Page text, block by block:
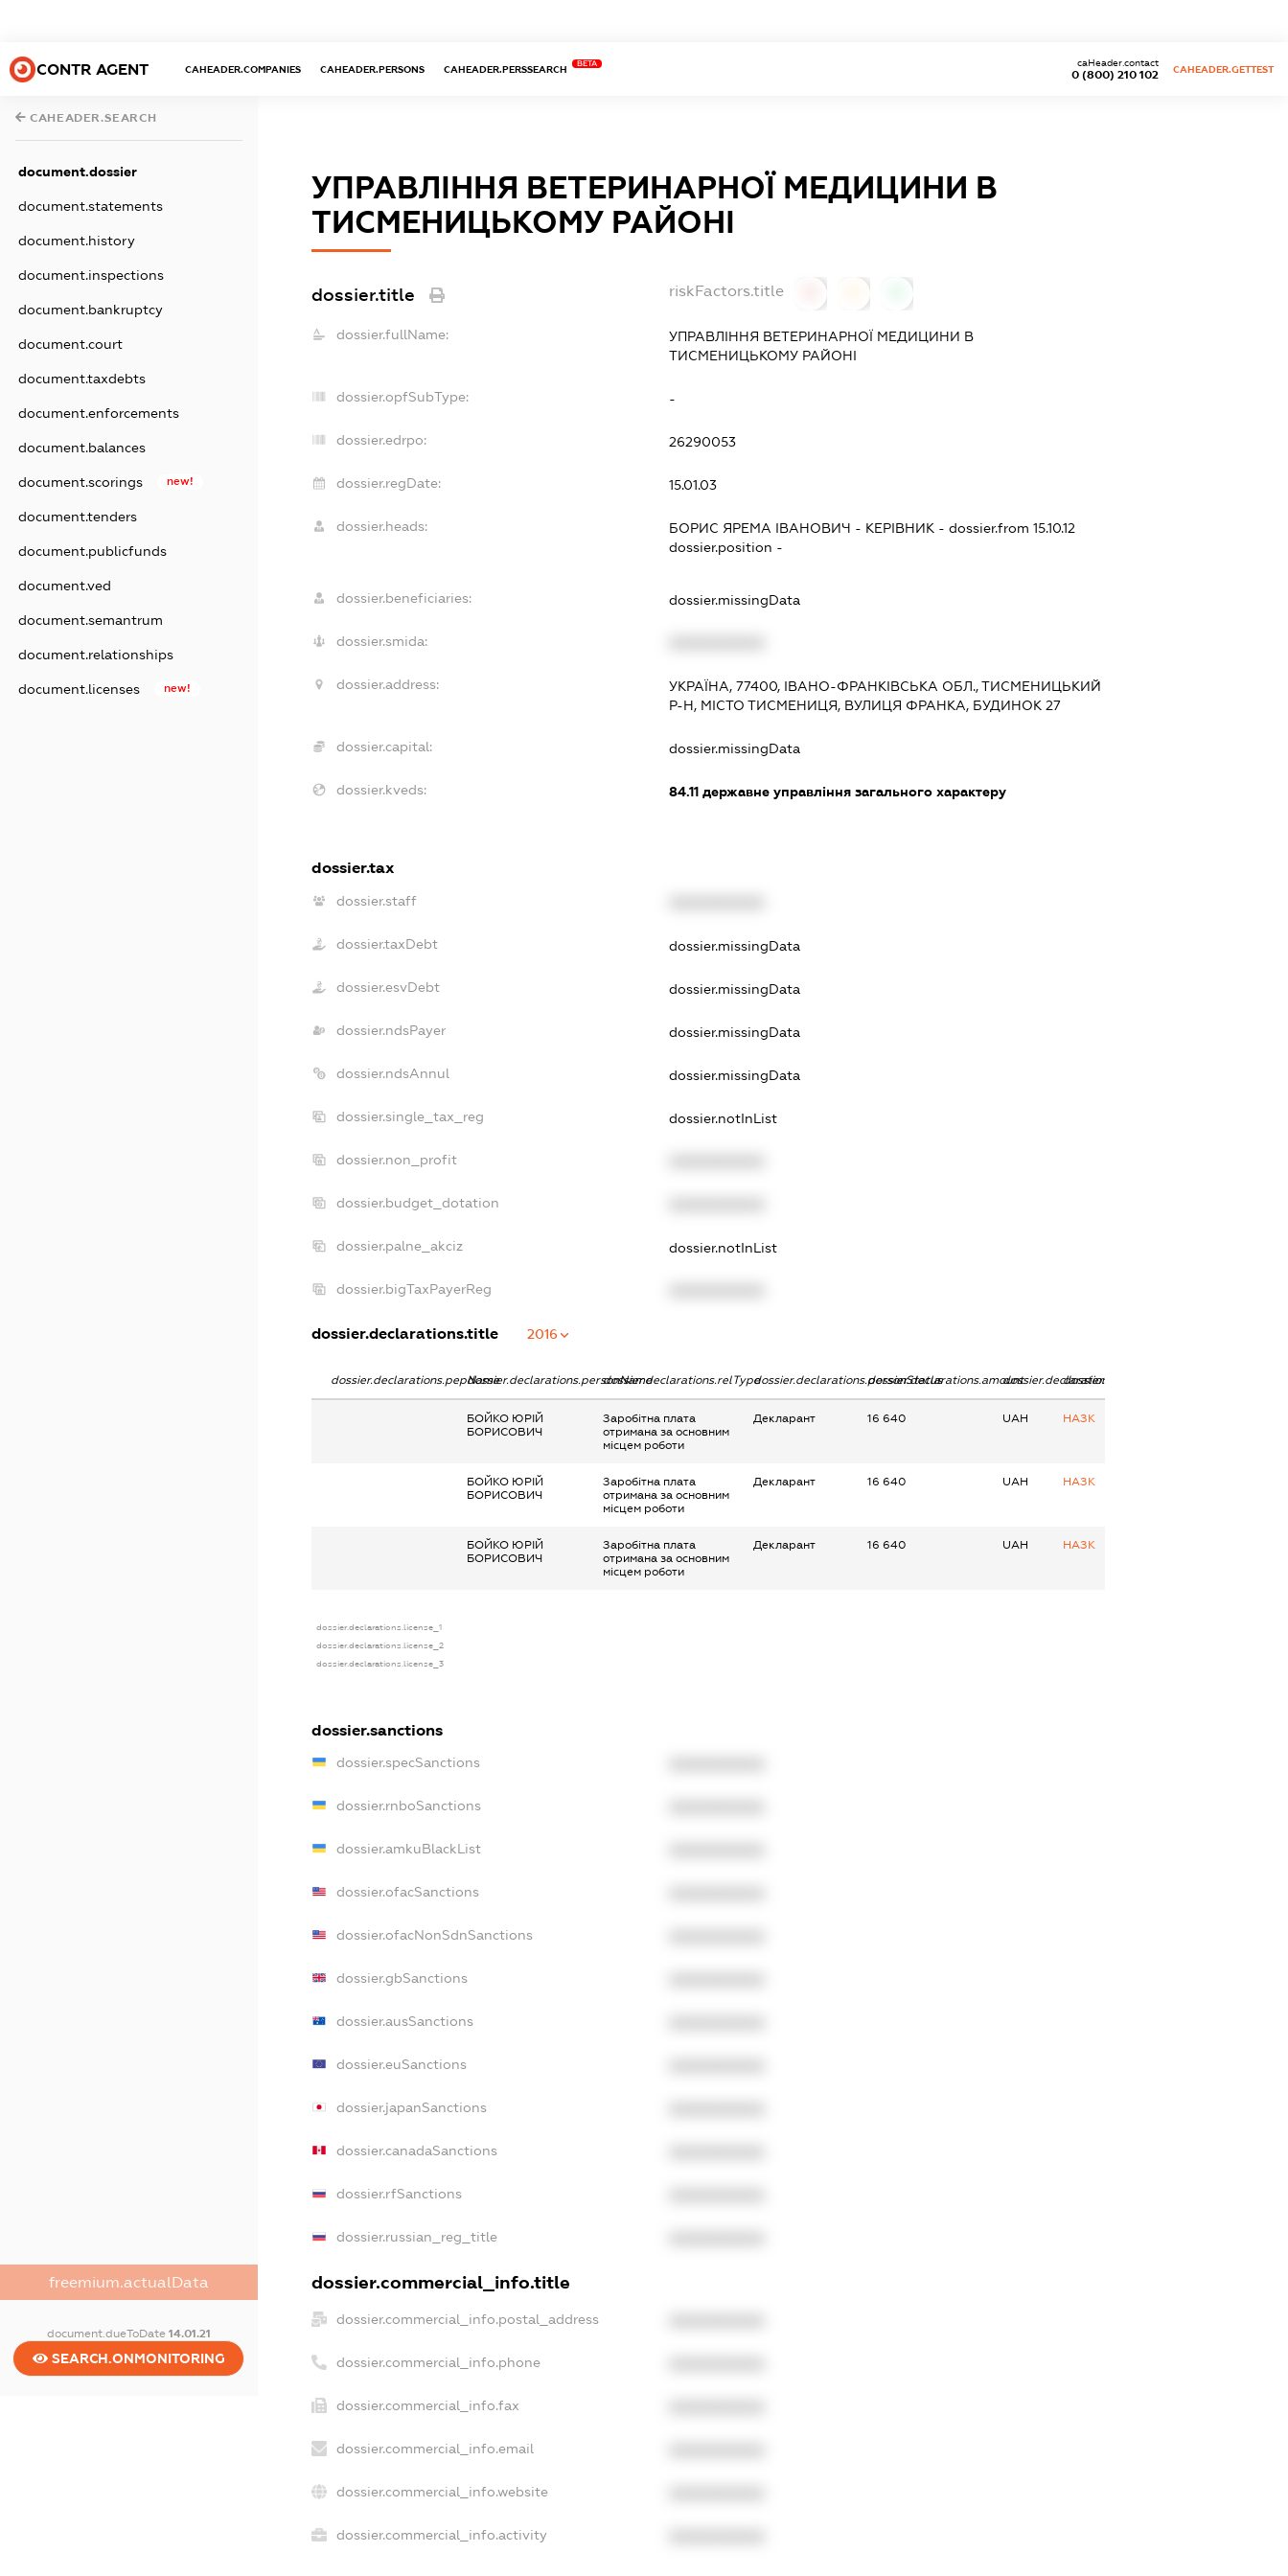
CONTR AGENT CAHEADER.COMPANIES CAHEADER.PERSONS CAHEADER.PERSSEARCH
BETA
0 (800) 210 102
caHeader.contact
CAHEADER.GETTEST
CAHEADER.SEARCH
document.dossier
document.statements
document.history
document.inspections
document.bankruptcy
document.court
document.taxdebts
document.enforcements
document.balances
document.scorings new!
document.tenders
document.publicfunds
document.ved
document.semantrum
document.relationships
document.licenses new!
freemium.actualData
document.dueToDate 14.01.21
SEARCH.ONMONITORING
УПРАВЛІННЯ ВЕТЕРИНАРНОЇ МЕДИЦИНИ В
ТИСМЕНИЦЬКОМУ РАЙОНІ
dossier.title riskFactors.title
dossier.fullName:
УПРАВЛІННЯ ВЕТЕРИНАРНОЇ МЕДИЦИНИ В
ТИСМЕНИЦЬКОМУ РАЙОНІ
dossier.opfSubType: -
dossier.edrpo: 26290053
dossier.regDate: 15.01.03
dossier.heads: БОРИС ЯРЕМА ІВАНОВИЧ - КЕРІВНИК- dossier.from 15.10.12
dossier.position -
dossier.beneficiaries: dossier.missingData
dossier.smida:
dossier.address:
УКРАЇНА, 77400, ІВАНО-ФРАНКІВСЬКА ОБЛ., ТИСМЕНИЦЬКИЙ
Р-Н, МІСТО ТИСМЕНИЦЯ, ВУЛИЦЯ ФРАНКА, БУДИНОК 27
dossier.capital: dossier.missingData
dossier.kveds: 84.11державне управління загального характеру
dossier.tax
dossier.staff
dossier.taxDebt dossier.missingData
dossier.esvDebt dossier.missingData
dossier.ndsPayer dossier.missingData
dossier.ndsAnnul dossier.missingData
dossier.single_tax_reg dossier.notInList
dossier.non_profit
dossier.budget_dotation
dossier.palne_akciz dossier.notInList
dossier.bigTaxPayerReg
dossier.declarations.title 2016
dossier.declarations.pepNamedossier.declarations.personNamedossier.declarations.relTypedossier.declarations.personStatusdossier.declarations.amountdossier.declarations.currency
dossier.declarations.source
БОЙКО ЮРІЙ
БОРИСОВИЧ
Заробітна плата
отримана за основним
місцем роботи
Декларант 16 640 UAH НАЗК
БОЙКО ЮРІЙ
БОРИСОВИЧ
Заробітна плата
отримана за основним
місцем роботи
Декларант 16 640 UAH НАЗК
БОЙКО ЮРІЙ
БОРИСОВИЧ
Заробітна плата
отримана за основним
місцем роботи
Декларант 16 640 UAH НАЗК
dossier.declarations.license_1
dossier.declarations.license_2
dossier.declarations.license_3
dossier.sanctions
dossier.specSanctions
dossier.rnboSanctions
dossier.amkuBlackList
dossier.ofacSanctions
dossier.ofacNonSdnSanctions
dossier.gbSanctions
dossier.ausSanctions
dossier.euSanctions
dossier.japanSanctions
dossier.canadaSanctions
dossier.rfSanctions
dossier.russian_reg_title
dossier.commercial_info.title
dossier.commercial_info.postal_address
dossier.commercial_info.phone
dossier.commercial_info.fax
dossier.commercial_info.email
dossier.commercial_info.website
dossier.commercial_info.activity